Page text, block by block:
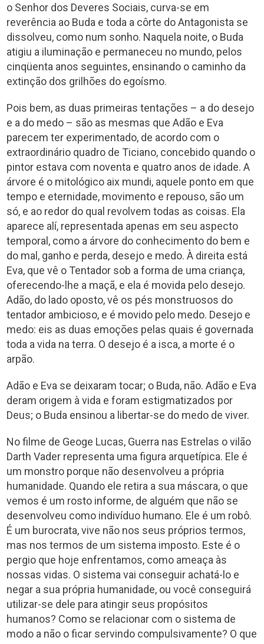
o Senhor dos Deveres Sociais, curva-se em
reverência ao Buda e toda a côrte do Antagonista se
dissolveu, como num sonho. Naquela noite, o Buda
atigiu a iluminação e permaneceu no mundo, pelos
cinqüenta anos seguintes, ensinando o caminho da
extinção dos grilhões do egoísmo.
Pois bem, as duas primeiras tentações – a do desejo
e a do medo – são as mesmas que Adão e Eva
parecem ter experimentado, de acordo com o
extraordinário quadro de Ticiano, concebido quando o
pintor estava com noventa e quatro anos de idade. A
árvore é o mitológico aix mundi, aquele ponto em que
tempo e eternidade, movimento e repouso, são um
só, e ao redor do qual revolvem todas as coisas. Ela
aparece alí, representada apenas em seu aspecto
temporal, como a árvore do conhecimento do bem e
do mal, ganho e perda, desejo e medo. À direita está
Eva, que vê o Tentador sob a forma de uma criança,
oferecendo-lhe a maçã, e ela é movida pelo desejo.
Adão, do lado oposto, vê os pés monstruosos do
tentador ambicioso, e é movido pelo medo. Desejo e
medo: eis as duas emoções pelas quais é governada
toda a vida na terra. O desejo é a isca, a morte é o
arpão.
Adão e Eva se deixaram tocar; o Buda, não. Adão e Eva
deram origem à vida e foram estigmatizados por
Deus; o Buda ensinou a libertar-se do medo de viver.
No filme de Geoge Lucas, Guerra nas Estrelas o vilão
Darth Vader representa uma figura arquetípica. Ele é
um monstro porque não desenvolveu a própria
humanidade. Quando ele retira a sua máscara, o que
vemos é um rosto informe, de alguém que não se
desenvolveu como indivíduo humano. Ele é um robô.
É um burocrata, vive não nos seus próprios termos,
mas nos termos de um sistema imposto. Este é o
pergio que hoje enfrentamos, como ameaça às
nossas vidas. O sistema vai conseguir achatá-lo e
negar a sua própria humanidade, ou você conseguirá
utilizar-se dele para atingir seus propósitos
humanos? Como se relacionar com o sistema de
modo a não o ficar servindo compulsivamente? O que